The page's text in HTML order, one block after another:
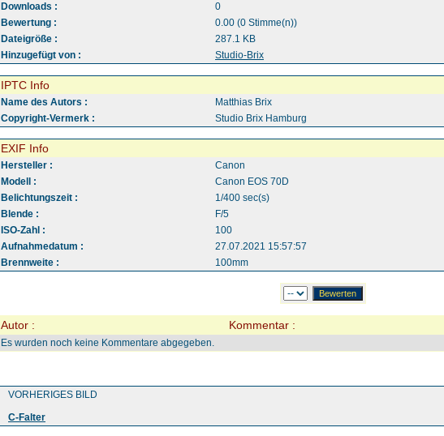
Downloads :
0
Bewertung :
0.00 (0 Stimme(n))
Dateigröße :
287.1 KB
Hinzugefügt von :
Studio-Brix
IPTC Info
Name des Autors :
Matthias Brix
Copyright-Vermerk :
Studio Brix Hamburg
EXIF Info
Hersteller :
Canon
Modell :
Canon EOS 70D
Belichtungszeit :
1/400 sec(s)
Blende :
F/5
ISO-Zahl :
100
Aufnahmedatum :
27.07.2021 15:57:57
Brennweite :
100mm
Autor : Kommentar :
Es wurden noch keine Kommentare abgegeben.
VORHERIGES BILD
C-Falter